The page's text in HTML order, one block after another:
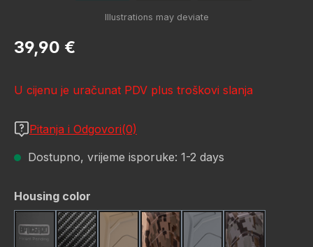
Redovna cijena:
39,90 €
U cijenu je uračunat PDV plus troškovi slanja
Pitanja i Odgovori(0)
Dostupno, vrijeme isporuke: 1-2 days
Odaberi
Housing color
Black Carbon FiberFDE (Flat Dark Earth)
FDE CamoGunmetalGunmetal